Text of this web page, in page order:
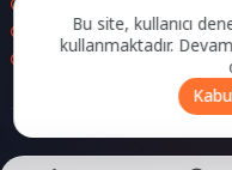
Zam Hesaplama
Bileşik Hesaplama
Bu site, kullanıcı
kullanmaktadır.